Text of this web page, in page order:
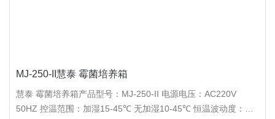
MJ-250-II慧泰 霉菌培养箱
慧泰 霉菌培养箱产品型号：MJ-250-II 电源电压：AC220V
50HZ 控温范围：加湿15-45℃ 无加湿10-45℃ 恒温波动度：高